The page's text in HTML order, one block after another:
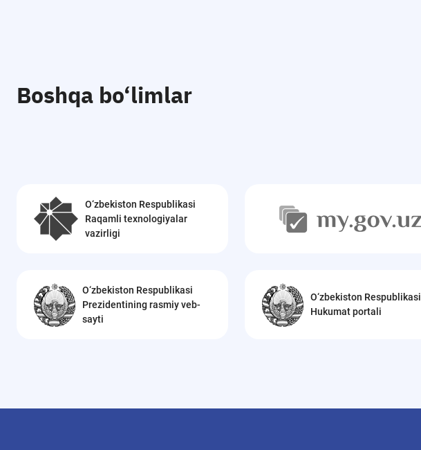
Boshqa bo‘limlar
O‘zbekiston Respublikasi
Raqamli texnologiyalar
vazirligi
O‘zbekiston Respublikasi
Prezidentining rasmiy veb-
sayti
O‘zbekiston Respublikasi
Hukumat portali